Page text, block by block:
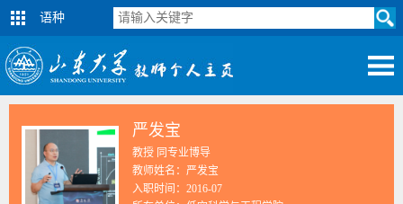
语种
严发宝
教授 同专业博导
教师姓名：严发宝
入职时间：2016-07